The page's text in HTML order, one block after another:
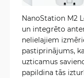
NanoStation M2
un integrēto
nelielajiem
pastiprinājums,
uzticamus
papildina tās